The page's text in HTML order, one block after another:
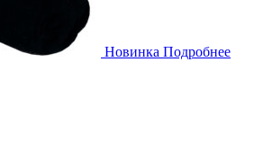
Новинка Подробнее